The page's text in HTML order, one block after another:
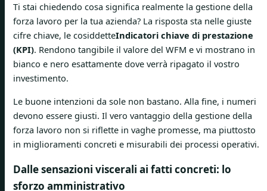
Ti stai chiedendo cosa significa realmente la gestione della
forza lavoro per la tua azienda? La risposta sta nelle giuste
cifre chiave, le cosiddetteIndicatori chiave di prestazione
(KPI). Rendono tangibile il valore del WFM e vi mostrano in
bianco e nero esattamente dove verrà ripagato il vostro
investimento.
Le buone intenzioni da sole non bastano. Alla fine, i numeri
devono essere giusti. Il vero vantaggio della gestione della
forza lavoro non si riflette in vaghe promesse, ma piuttosto
in miglioramenti concreti e misurabili dei processi operativi.
Dalle sensazioni viscerali ai fatti concreti: lo
sforzo amministrativo